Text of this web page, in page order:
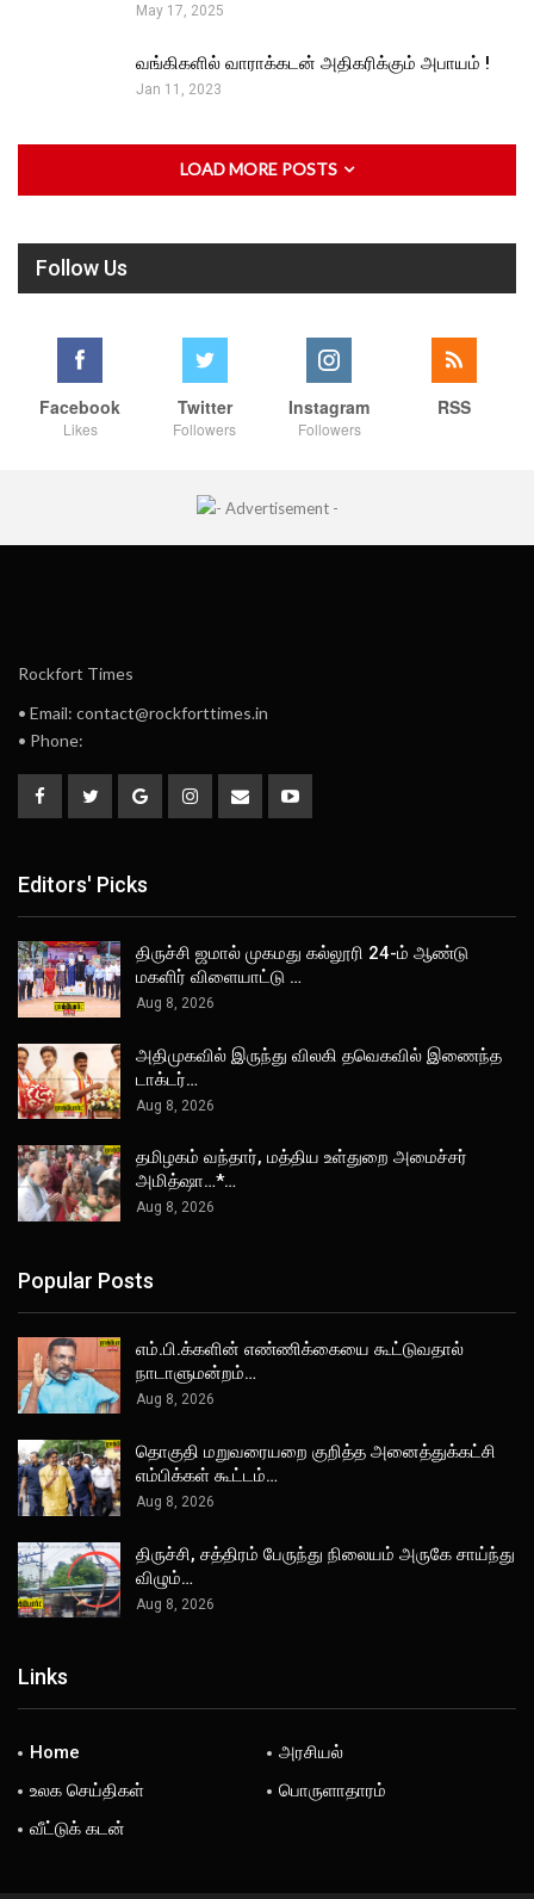
May 17, 2025
வங்கிகளில் வாராக்கடன் அதிகரிக்கும் அபாயம் !
Jan 11, 2023
LOAD MORE POSTS
Follow Us
Facebook
Likes
Twitter
Followers
Instagram
Followers
RSS
Rockfort Times
• Email: contact@rockforttimes.in
• Phone:
Editors' Picks
திருச்சி ஜமால் முகமது கல்லூரி 24-ம் ஆண்டு
மகளிர் விளையாட்டு …
Aug 8, 2026
அதிமுகவில் இருந்து விலகி தவெகவில் இணைந்த
டாக்டர்…
Aug 8, 2026
தமிழகம் வந்தார், மத்திய உள்துறை அமைச்சர்
அமித்ஷா…*…
Aug 8, 2026
Popular Posts
எம்.பி.க்களின் எண்ணிக்கையை கூட்டுவதால்
நாடாளுமன்றம்…
Aug 8, 2026
தொகுதி மறுவரையறை குறித்த அனைத்துக்கட்சி
எம்பிக்கள் கூட்டம்…
Aug 8, 2026
திருச்சி, சத்திரம் பேருந்து நிலையம் அருகே சாய்ந்து
விழும்…
Aug 8, 2026
Links
Home
அரசியல்
உலக செய்திகள்
பொருளாதாரம்
வீட்டுக் கடன்